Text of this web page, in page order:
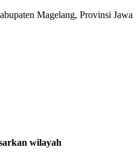
Magelang, Provinsi Jawa
wilayah